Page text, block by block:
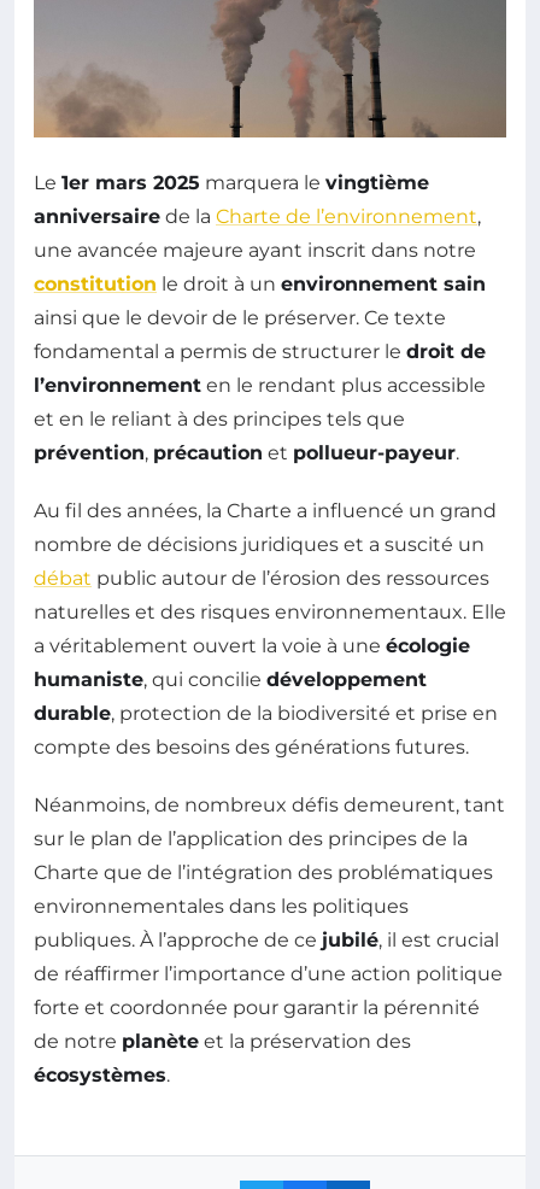
Le 1er mars 2025 marquera le vingtième
anniversaire de la Charte de l’environnement,
une avancée majeure ayant inscrit dans notre
constitution le droit à un environnement sain
ainsi que le devoir de le préserver. Ce texte
fondamental a permis de structurer le droit de
l’environnement en le rendant plus accessible
et en le reliant à des principes tels que
prévention, précaution et pollueur-payeur.
Au fil des années, la Charte a influencé un grand
nombre de décisions juridiques et a suscité un
débat public autour de l’érosion des ressources
naturelles et des risques environnementaux. Elle
a véritablement ouvert la voie à une écologie
humaniste, qui concilie développement
durable, protection de la biodiversité et prise en
compte des besoins des générations futures.
Néanmoins, de nombreux défis demeurent, tant
sur le plan de l’application des principes de la
Charte que de l’intégration des problématiques
environnementales dans les politiques
publiques. À l’approche de ce jubilé, il est crucial
de réaffirmer l’importance d’une action politique
forte et coordonnée pour garantir la pérennité
de notre planète et la préservation des
écosystèmes.